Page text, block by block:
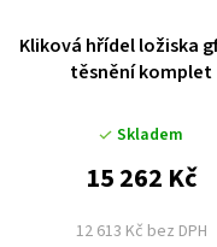
Kliková hřídel ložiska
těsnění komplet
Skladem
12 613 Kč bez DPH
15 262 Kč